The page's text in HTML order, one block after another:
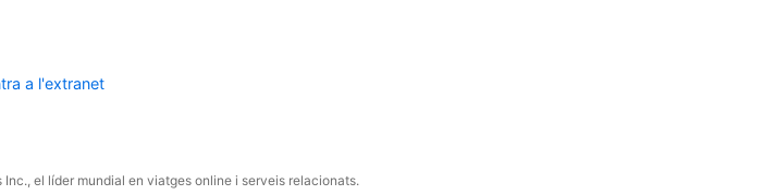
a l'extranet
el líder mundial en viatges online i serveis relacionats.